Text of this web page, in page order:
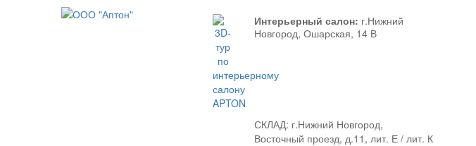
Интерьерный салон: г.Нижний
Новгород, Ошарская, 14 В
СКЛАД: г.Нижний Новгород,
Восточный проезд, д.11, лит. Е / лит. К